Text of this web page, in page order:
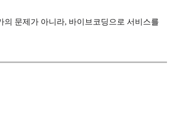
문제가 아니라, 바이브코딩으로 서비스를